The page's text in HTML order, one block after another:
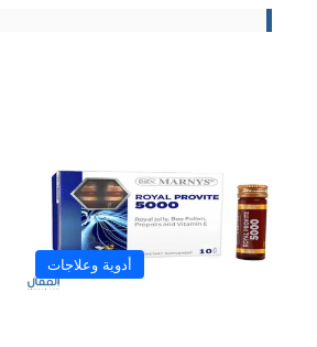
أدوية وعلاجات